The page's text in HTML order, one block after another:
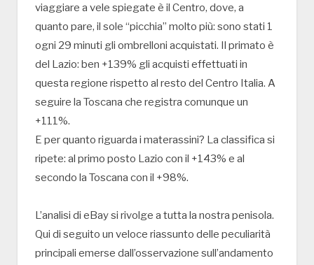
viaggiare a vele spiegate è il Centro, dove, a
quanto pare, il sole “picchia” molto più: sono stati 1
ogni 29 minuti gli ombrelloni acquistati. Il primato è
del Lazio: ben +139% gli acquisti effettuati in
questa regione rispetto al resto del Centro Italia. A
seguire la Toscana che registra comunque un
+111%.
E per quanto riguarda i materassini? La classifica si
ripete: al primo posto Lazio con il +143% e al
secondo la Toscana con il +98%.
L’analisi di eBay si rivolge a tutta la nostra penisola.
Qui di seguito un veloce riassunto delle peculiarità
principali emerse dall’osservazione sull’andamento